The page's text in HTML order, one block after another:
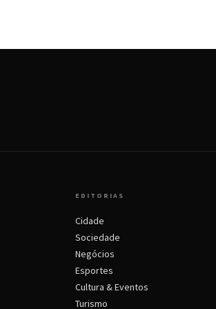
EDITORIAS
Cidade
Sociedade
Negócios
Esportes
Cultura & Eventos
Turismo